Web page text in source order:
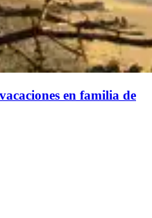
en familia de